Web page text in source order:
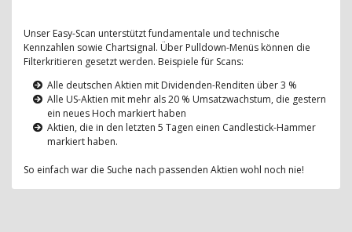
Unser Easy-Scan unterstützt fundamentale und technische
Kennzahlen sowie Chartsignal. Über Pulldown-Menüs können die
Filterkritieren gesetzt werden. Beispiele für Scans:
Alle deutschen Aktien mit Dividenden-Renditen über 3 %
Alle US-Aktien mit mehr als 20 % Umsatzwachstum, die gestern
ein neues Hoch markiert haben
Aktien, die in den letzten 5 Tagen einen Candlestick-Hammer
markiert haben.
So einfach war die Suche nach passenden Aktien wohl noch nie!